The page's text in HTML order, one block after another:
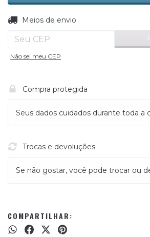
Entregas para o CEP:
Meios de envio
Não sei meu CEP
Compra protegida
Seus dados cuidados durante toda a
Trocas e devoluções
Se não gostar, você pode trocar ou
COMPARTILHAR: